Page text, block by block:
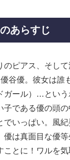
あらすじ
のピアス、そし
谷優。彼女は誰
ガール）…という
子である優の頭
でいっぱい。風
優は真面目な優
とに！ワルを気